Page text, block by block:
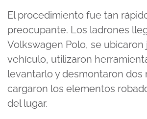
El procedimiento fue tan
preocupante. Los ladrones
Volkswagen Polo, se ubicaron
vehículo, utilizaron
levantarlo y desmontaron dos
cargaron los elementos
del lugar.